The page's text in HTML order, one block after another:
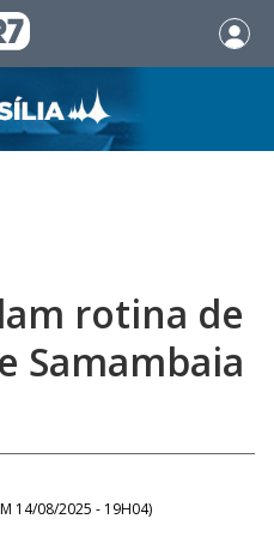
rotina de
Samambaia
14/08/2025 - 19H04)